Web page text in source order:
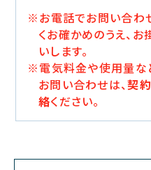
※お電話でお問い合わ
くお確かめのうえ、
いします。
※電気料金や使用量な
お問い合わせは、契
絡ください。